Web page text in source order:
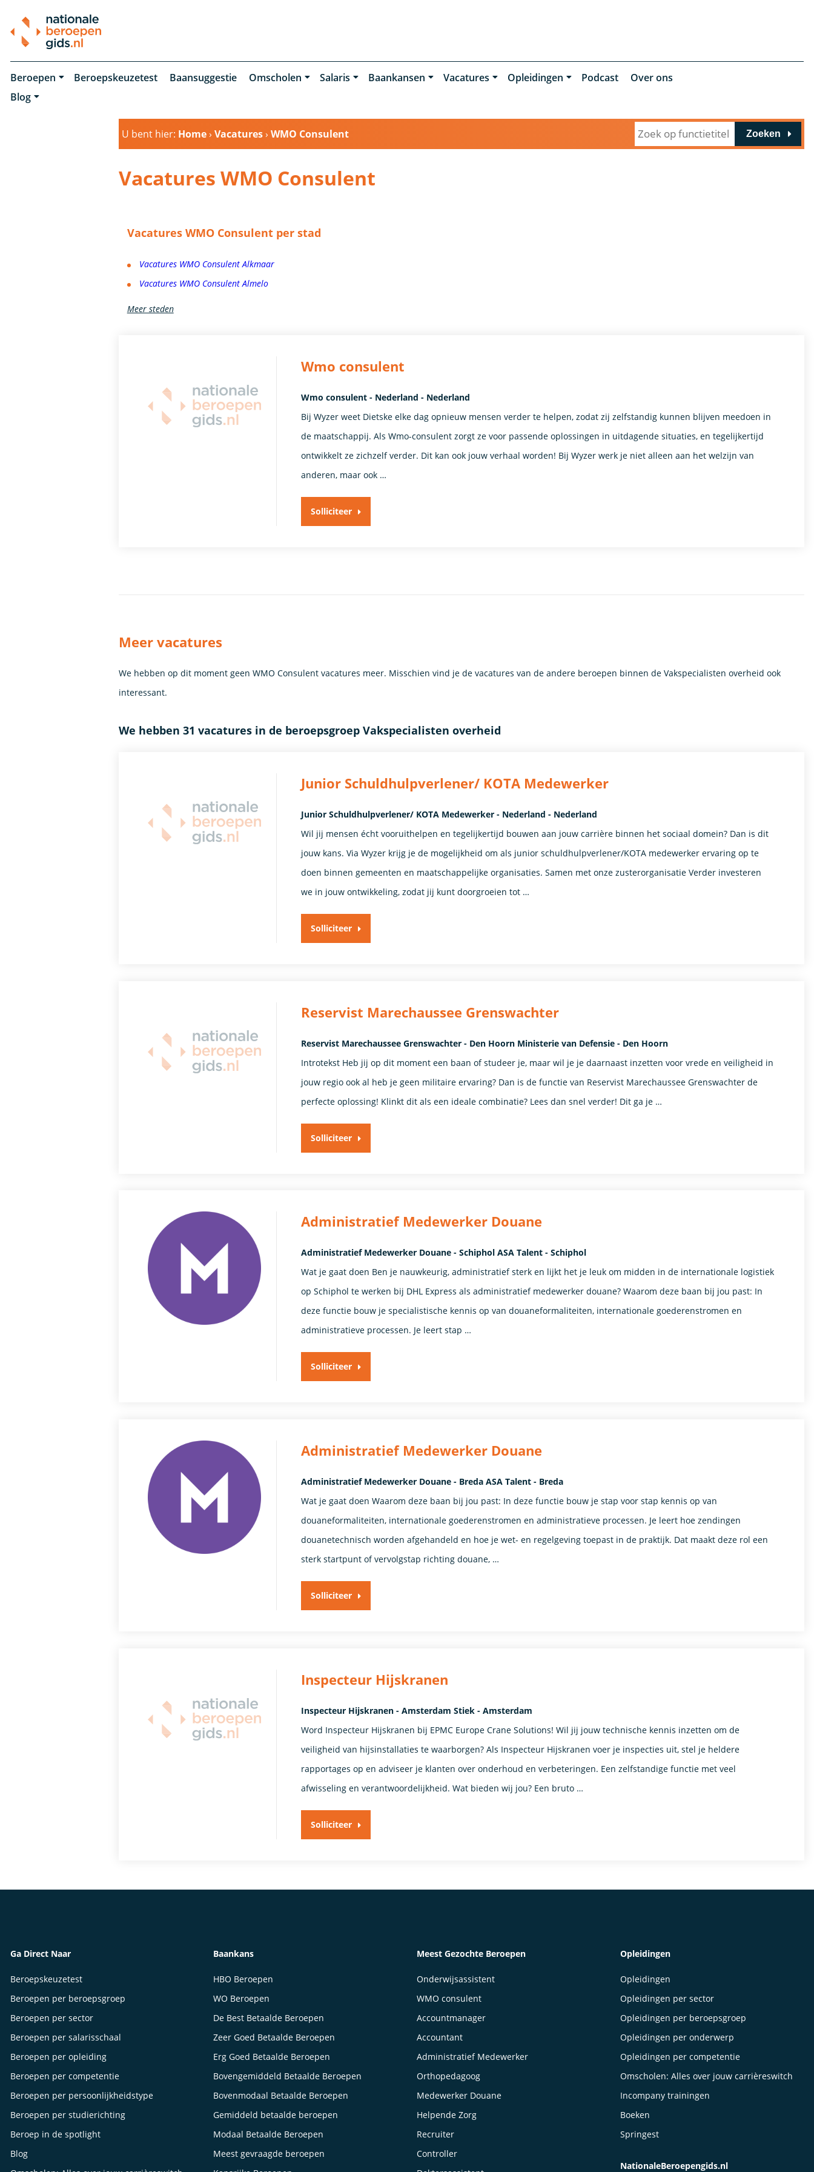
Beroepen Beroepskeuzetest Baansuggestie Omscholen Salaris Baankansen Vacatures Opleidingen Podcast
Over ons
Blog
U bent hier: Home›Vacatures›WMO Consulent Zoeken
Vacatures WMO Consulent
Vacatures WMO Consulent per stad
Vacatures WMO Consulent Alkmaar
Vacatures WMO Consulent Almelo
Meer steden
Wmo consulent
Wmo consulent - Nederland - Nederland
Bij Wyzer weet Dietske elke dag opnieuw mensen verder te helpen, zodat zij zelfstandig kunnen blijven meedoen in
de maatschappij. Als Wmo-consulent zorgt ze voor passende oplossingen in uitdagende situaties, en tegelijkertijd
ontwikkelt ze zichzelf verder. Dit kan ook jouw verhaal worden! Bij Wyzer werk je niet alleen aan het welzijn van
anderen, maar ook …
Solliciteer
Meer vacatures
We hebben op dit moment geen WMO Consulent vacatures meer. Misschien vind je de vacatures van de andere beroepen binnen de Vakspecialisten overheid ook
interessant.
We hebben 31 vacatures in de beroepsgroep Vakspecialisten overheid
Junior Schuldhulpverlener/ KOTA Medewerker
Junior Schuldhulpverlener/ KOTA Medewerker - Nederland - Nederland
Wil jij mensen écht vooruithelpen en tegelijkertijd bouwen aan jouw carrière binnen het sociaal domein? Dan is dit
jouw kans. Via Wyzer krijg je de mogelijkheid om als junior schuldhulpverlener/KOTA medewerker ervaring op te
doen binnen gemeenten en maatschappelijke organisaties. Samen met onze zusterorganisatie Verder investeren
we in jouw ontwikkeling, zodat jij kunt doorgroeien tot …
Solliciteer
Reservist Marechaussee Grenswachter
Reservist Marechaussee Grenswachter - Den Hoorn Ministerie van Defensie - Den Hoorn
Introtekst Heb jij op dit moment een baan of studeer je, maar wil je je daarnaast inzetten voor vrede en veiligheid in
jouw regio ook al heb je geen militaire ervaring? Dan is de functie van Reservist Marechaussee Grenswachter de
perfecte oplossing! Klinkt dit als een ideale combinatie? Lees dan snel verder! Dit ga je …
Solliciteer
Administratief Medewerker Douane
Administratief Medewerker Douane - Schiphol ASA Talent - Schiphol
Wat je gaat doen Ben je nauwkeurig, administratief sterk en lijkt het je leuk om midden in de internationale logistiek
op Schiphol te werken bij DHL Express als administratief medewerker douane? Waarom deze baan bij jou past: In
deze functie bouw je specialistische kennis op van douaneformaliteiten, internationale goederenstromen en
administratieve processen. Je leert stap …
Solliciteer
Administratief Medewerker Douane
Administratief Medewerker Douane - Breda ASA Talent - Breda
Wat je gaat doen Waarom deze baan bij jou past: In deze functie bouw je stap voor stap kennis op van
douaneformaliteiten, internationale goederenstromen en administratieve processen. Je leert hoe zendingen
douanetechnisch worden afgehandeld en hoe je wet- en regelgeving toepast in de praktijk. Dat maakt deze rol een
sterk startpunt of vervolgstap richting douane, …
Solliciteer
Inspecteur Hijskranen
Inspecteur Hijskranen - Amsterdam Stiek - Amsterdam
Word Inspecteur Hijskranen bij EPMC Europe Crane Solutions! Wil jij jouw technische kennis inzetten om de
veiligheid van hijsinstallaties te waarborgen? Als Inspecteur Hijskranen voer je inspecties uit, stel je heldere
rapportages op en adviseer je klanten over onderhoud en verbeteringen. Een zelfstandige functie met veel
afwisseling en verantwoordelijkheid. Wat bieden wij jou? Een bruto …
Solliciteer
Ga Direct Naar
Beroepskeuzetest
Beroepen per beroepsgroep
Beroepen per sector
Beroepen per salarisschaal
Beroepen per opleiding
Beroepen per competentie
Beroepen per persoonlijkheidstype
Beroepen per studierichting
Beroep in de spotlight
Blog
Baankans
HBO Beroepen
WO Beroepen
De Best Betaalde Beroepen
Zeer Goed Betaalde Beroepen
Erg Goed Betaalde Beroepen
Bovengemiddeld Betaalde Beroepen
Bovenmodaal Betaalde Beroepen
Gemiddeld betaalde beroepen
Modaal Betaalde Beroepen
Meest gevraagde beroepen
Meest Gezochte Beroepen
Onderwijsassistent
WMO consulent
Accountmanager
Accountant
Administratief Medewerker
Orthopedagoog
Medewerker Douane
Helpende Zorg
Recruiter
Controller
Opleidingen
Opleidingen
Opleidingen per sector
Opleidingen per beroepsgroep
Opleidingen per onderwerp
Opleidingen per competentie
Omscholen: Alles over jouw carrièreswitch
Incompany trainingen
Boeken
Springest
NationaleBeroepengids.nl